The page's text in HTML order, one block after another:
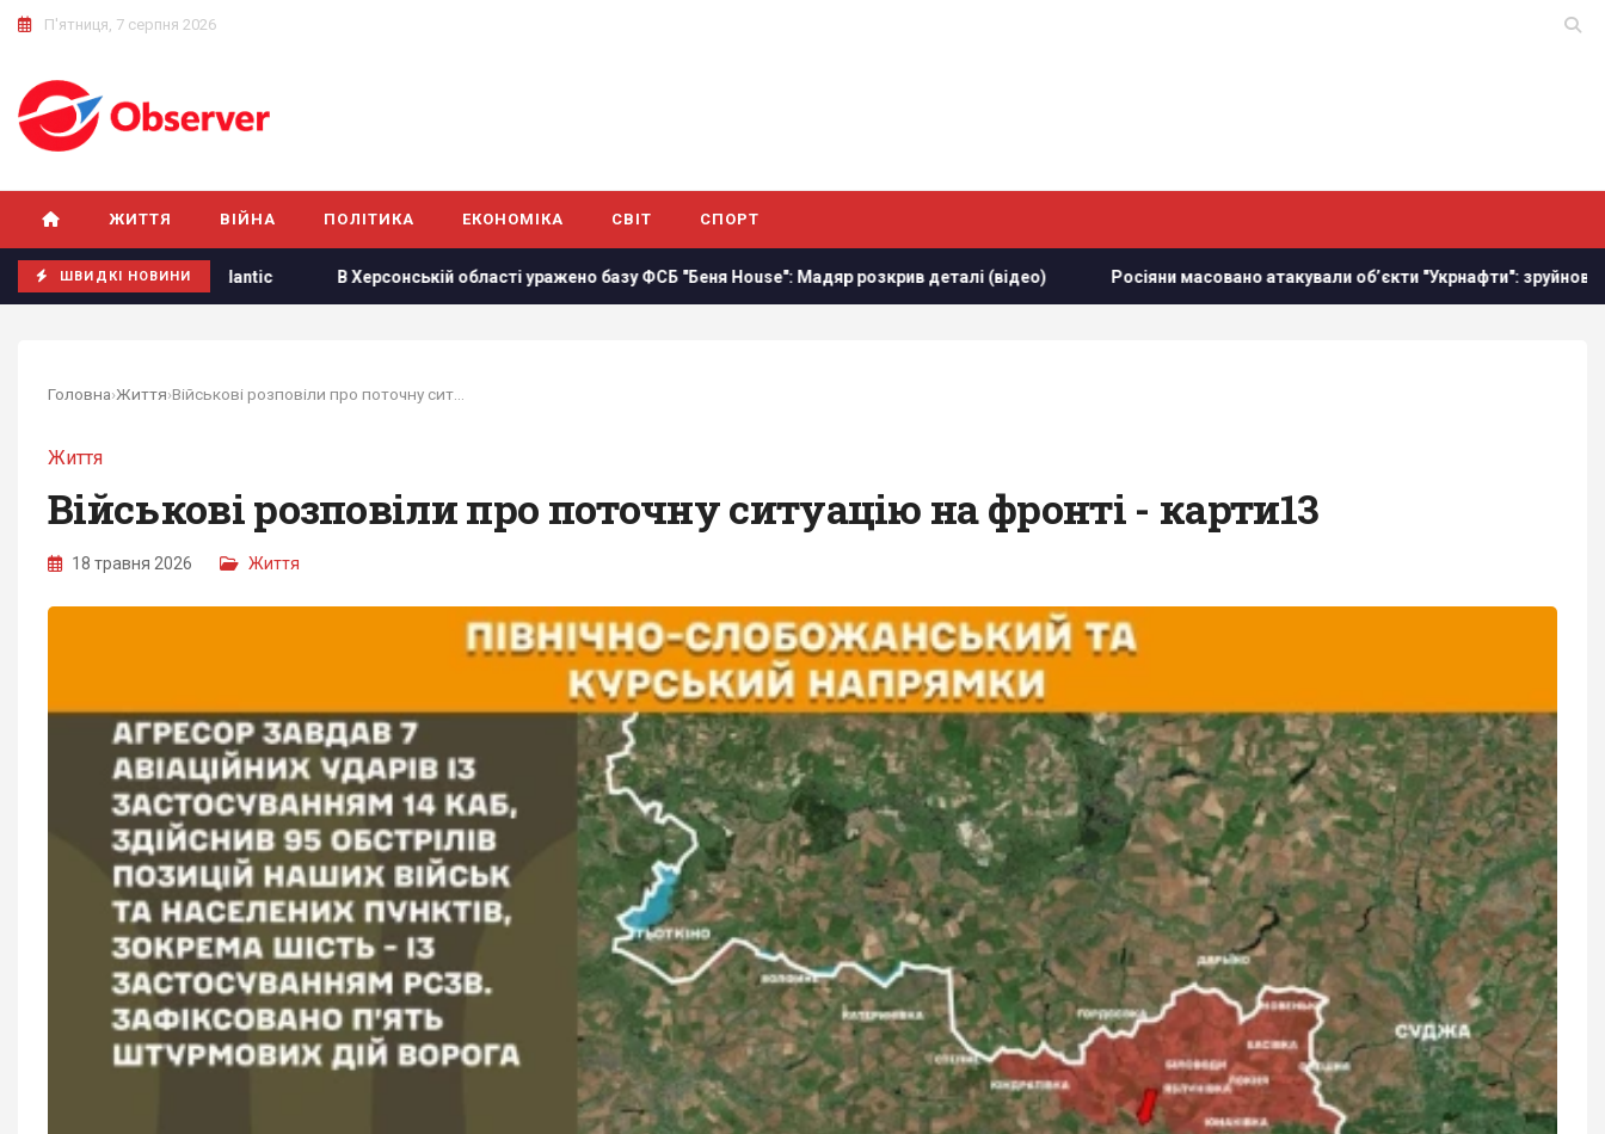
П'ятниця, 7 серпня 2026
ЖИТТЯ ВІЙНА ПОЛІТИКА ЕКОНОМІКА СВІТ СПОРТ
ШВИДКІ НОВИНИ
The Atlantic В Херсонській області уражено базу ФСБ "Беня House": Мадяр розкрив деталі (відео) Росіяни масовано атакували обʼєкти "Укрнафти": зруйновано критично
Головна›Життя›
Життя
Військові розповіли про поточну ситуацію на фронті - карти13
18 травня 2026 Життя